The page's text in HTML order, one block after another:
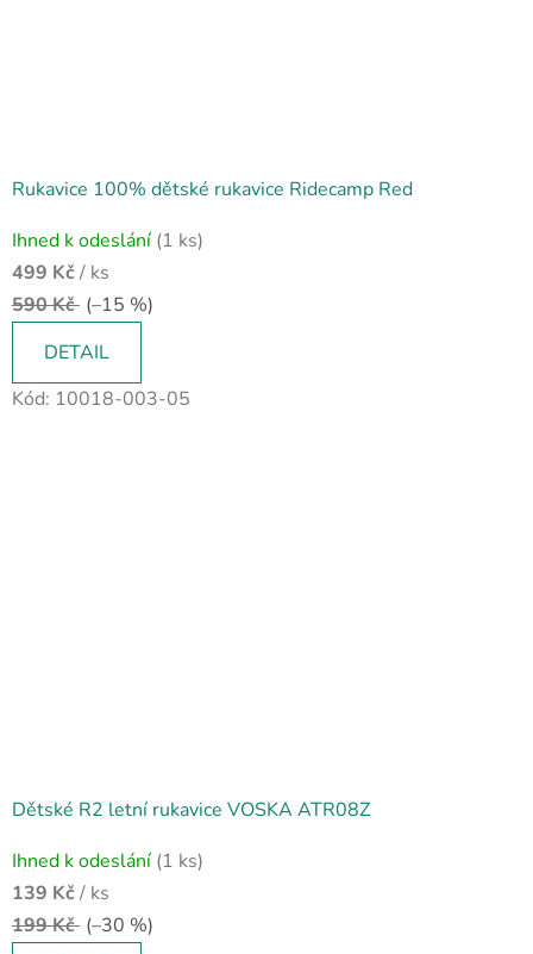
Rukavice 100% dětské rukavice Ridecamp Red
Ihned k odeslání (1 ks)
499 Kč/ ks
590 Kč (–15 %)
DETAIL
Kód: 10018-003-05
Dětské R2 letní rukavice VOSKA ATR08Z
Ihned k odeslání (1 ks)
139 Kč/ ks
199 Kč (–30 %)